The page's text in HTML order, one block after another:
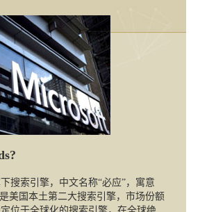
搜索引擎，中文名称“必应”，寓意
美国本土第二大搜索引擎，市场份额